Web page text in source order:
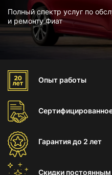
Полный спектр услуг по
и ремонту Фиат
Опыт работы
Гарантиядо 2 лет
Скидки постоянным